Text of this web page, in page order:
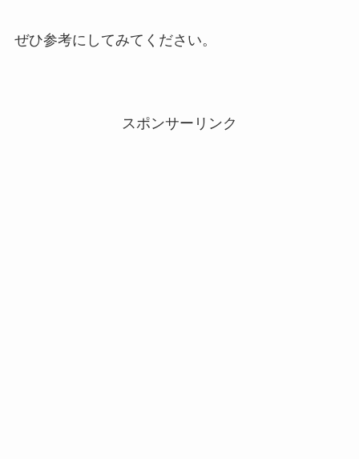
ぜひ参考にしてみてください。
スポンサーリンク